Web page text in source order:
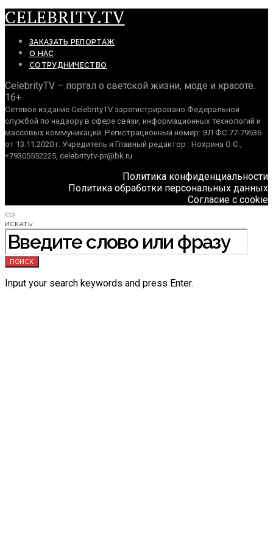
CELEBRITY.TV
ЗАКАЗАТЬ РЕПОРТАЖ
О НАС
СОТРУДНИЧЕСТВО
CelebrityTV – портал о светской жизни, моде и красоте.
16+
Сетевое издание CelebrityTV зарегистрировано Федеральной
службой по надзору в сфере связи, информационных технологий и
массовых коммуникаций. Регистрационный номер: ЭЛ ФС 77-79536
от 13.11.2020 г. Учредитель и Главный редактор : Нохрина О.С.,
+79305552225, celebritytv-pr@bk.ru
Политика конфиденциальности
Политика обработки персональных данных
Согласие с cookie
ИСКАТЬ:
ПОИСК
Input your search keywords and press Enter.